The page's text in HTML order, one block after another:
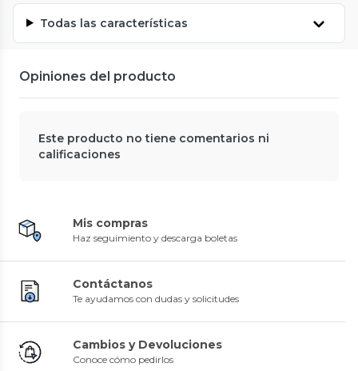
Todas las características
Opiniones del producto
Este producto no tiene comentarios ni
calificaciones
Mis compras
Haz seguimiento y descarga boletas
Contáctanos
Te ayudamos con dudas y solicitudes
Cambios y Devoluciones
Conoce cómo pedirlos